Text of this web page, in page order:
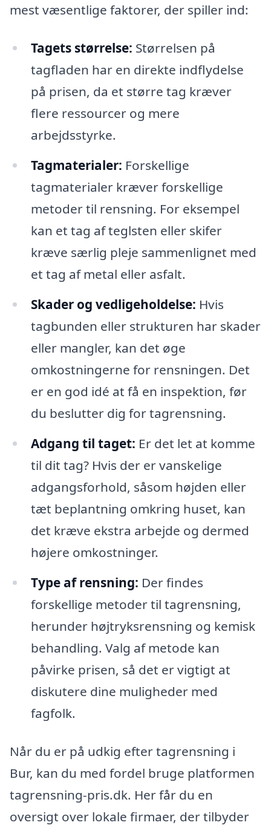
mest væsentlige faktorer, der spiller ind:
Tagets størrelse: Størrelsen på
tagfladen har en direkte indflydelse
på prisen, da et større tag kræver
flere ressourcer og mere
arbejdsstyrke.
Tagmaterialer: Forskellige
tagmaterialer kræver forskellige
metoder til rensning. For eksempel
kan et tag af teglsten eller skifer
kræve særlig pleje sammenlignet med
et tag af metal eller asfalt.
Skader og vedligeholdelse: Hvis
tagbunden eller strukturen har skader
eller mangler, kan det øge
omkostningerne for rensningen. Det
er en god idé at få en inspektion, før
du beslutter dig for tagrensning.
Adgang til taget: Er det let at komme
til dit tag? Hvis der er vanskelige
adgangsforhold, såsom højden eller
tæt beplantning omkring huset, kan
det kræve ekstra arbejde og dermed
højere omkostninger.
Type af rensning: Der findes
forskellige metoder til tagrensning,
herunder højtryksrensning og kemisk
behandling. Valg af metode kan
påvirke prisen, så det er vigtigt at
diskutere dine muligheder med
fagfolk.
Når du er på udkig efter tagrensning i
Bur, kan du med fordel bruge platformen
tagrensning-pris.dk. Her får du en
oversigt over lokale firmaer, der tilbyder